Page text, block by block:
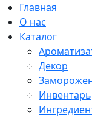
Главная
О нас
Каталог
Декор
Инвентарь